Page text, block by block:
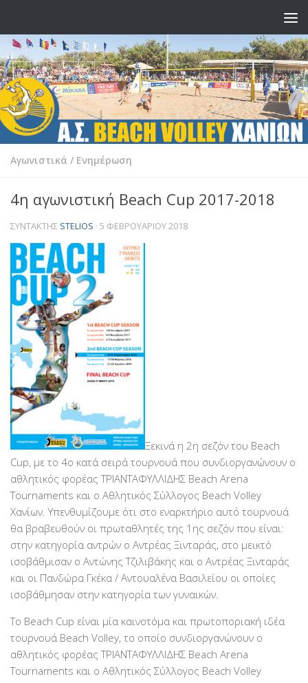
Αγωνιστικά / Ενημέρωση
4η αγωνιστική Beach Cup 2017-2018
ΣΥΝΤΆΚΤΗΣ STELIOS · 5 ΦΕΒΡΟΥΑΡΊΟΥ 2018
Ξεκινά η 2η σεζόν του Beach
Cup, με το 4ο κατά σειρά τουρνουά που συνδιοργανώνουν ο
αθλητικός φορέας ΤΡΙΑΝΤΑΦΥΛΛΙΔΗΣ Beach Arena
Tournaments και ο Αθλητικός Σύλλογος Beach Volley
Χανίων. Υπενθυμίζουμε ότι στο εναρκτήριο αυτό τουρνουά
θα βραβευθούν οι πρωταθλητές της 1ης σεζόν που είναι:
στην κατηγορία αντρών ο Αντρέας Ξινταράς, στο μεικτό
ισοβάθμισαν ο Αντώνης Τζιλιβάκης και ο Αντρέας Ξινταράς
και οι Πανδώρα Γκέκα / Αντουαλένα Βασιλείου οι οποίες
ισοβάθμησαν στην κατηγορία των γυναικών.
To Beach Cup είναι μία καινοτόμα και πρωτοποριακή ιδέα
τουρνουά Beach Volley, το οποίο συνδιοργανώνουν ο
αθλητικός φορέας ΤΡΙΑΝΤΑΦΥΛΛΙΔΗΣ Beach Arena
Tournaments και ο Αθλητικός Σύλλογος Beach Volley